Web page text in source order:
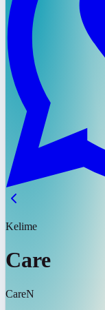
Kelime
Care
CareN